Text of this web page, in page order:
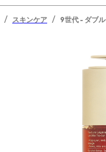
/ スキンケア / 9世代 - ダブ